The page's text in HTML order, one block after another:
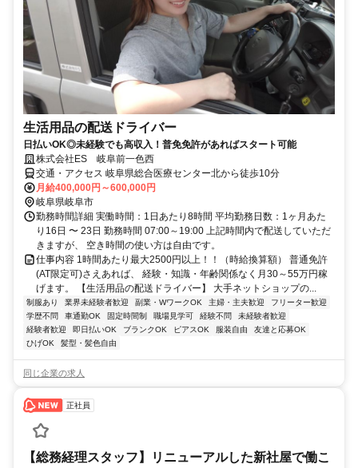
生活用品の配送ドライバー
日払いOK◎未経験でも高収入！普免免許があればスタート可能
株式会社ES 岐阜前一色西
交通・アクセス 岐阜県総合医療センター北から徒歩10分
月給400,000円～600,000円
岐阜県岐阜市
勤務時間詳細 実働時間：1日あたり8時間 平均勤務日数：1ヶ月あた
り16日 〜 23日 勤務時間 07:00～19:00 上記時間内で配送していただ
きますが、 空き時間の使い方は自由です。
仕事内容 1時間あたり最大2500円以上！！（時給換算額） 普通免許
(AT限定可)さえあれば、 経験・知識・年齢関係なく月30～55万円稼
げます。 【生活用品の配送ドライバー】 大手ネットショップの...
制服あり 業界未経験者歓迎 副業・WワークOK 主婦・主夫歓迎
フリーター歓迎
学歴不問
車通勤OK 固定時間制 職場見学可 経験不問
未経験者歓迎
経験者歓迎
即日払いOK ブランクOK ピアスOK 服装自由
友達と応募OK
ひげOK
髪型・髪色自由
同じ企業の求人
正社員
【総務経理スタッフ】リニューアルした新社屋で働こ